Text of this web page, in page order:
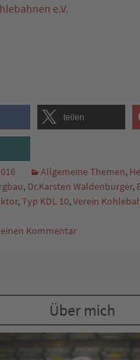
e.V.
teilen
Allgemeine Themen,
, Dr.Karsten Waldenburger,
,Typ KDL 10,Verein
Kommentar
Über mich